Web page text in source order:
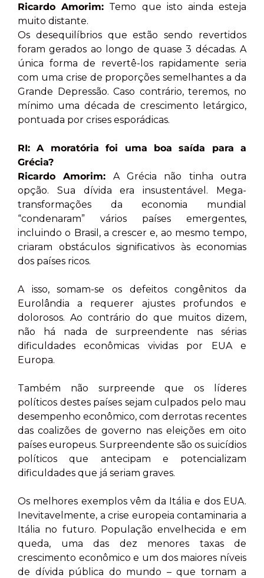
Ricardo Amorim: Temo que isto ainda esteja
muito distante.
Os desequilíbrios que estão sendo revertidos
foram gerados ao longo de quase 3 décadas. A
única forma de revertê-los rapidamente seria
com uma crise de proporções semelhantes a da
Grande Depressão. Caso contrário, teremos, no
mínimo uma década de crescimento letárgico,
pontuada por crises esporádicas.
RI: A moratória foi uma boa saída para a
Grécia?
Ricardo Amorim: A Grécia não tinha outra
opção. Sua dívida era insustentável. Mega-
transformações da economia mundial
“condenaram” vários países emergentes,
incluindo o Brasil, a crescer e, ao mesmo tempo,
criaram obstáculos significativos às economias
dos países ricos.
A isso, somam-se os defeitos congênitos da
Eurolândia a requerer ajustes profundos e
dolorosos. Ao contrário do que muitos dizem,
não há nada de surpreendente nas sérias
dificuldades econômicas vividas por EUA e
Europa.
Também não surpreende que os líderes
políticos destes países sejam culpados pelo mau
desempenho econômico, com derrotas recentes
das coalizões de governo nas eleições em oito
países europeus. Surpreendente são os suicídios
políticos que antecipam e potencializam
dificuldades que já seriam graves.
Os melhores exemplos vêm da Itália e dos EUA.
Inevitavelmente, a crise europeia contaminaria a
Itália no futuro. População envelhecida e em
queda, uma das dez menores taxas de
crescimento econômico e um dos maiores níveis
de dívida pública do mundo – que tornam a